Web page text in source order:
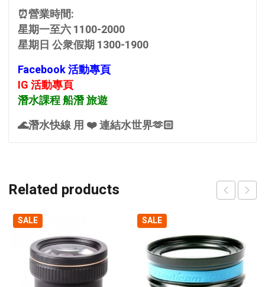
⏰營業時間:
星期一至六 1100-2000
星期日 公衆假期 1300-1900
Facebook 活動專頁
IG 活動專頁
潛水課程 船潛 旅遊
🌊潛水快線 用 ❤️ 連結水世界🫶🏻
Related products
SALE SALE